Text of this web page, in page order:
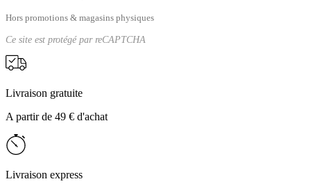
Hors promotions & magasins physiques
Ce site est protégé parreCAPTCHA
Livraison gratuite
A partir de 49 € d'achat
Livraison express